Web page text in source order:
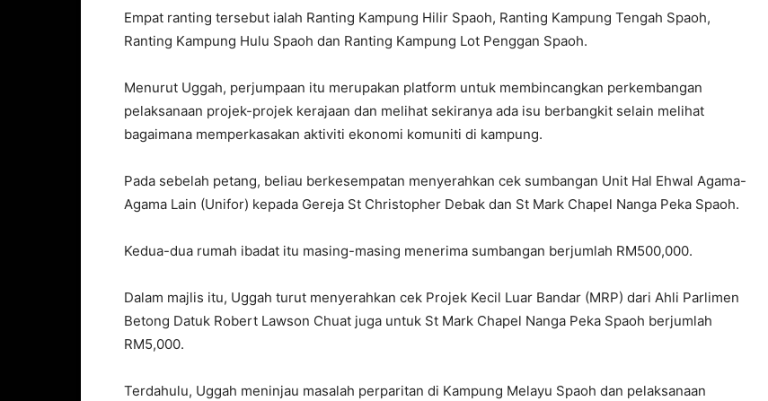
Empat ranting tersebut ialah Ranting Kampung Hilir Spaoh, Ranting Kampung Tengah Spaoh,
Ranting Kampung Hulu Spaoh dan Ranting Kampung Lot Penggan Spaoh.
Menurut Uggah, perjumpaan itu merupakan platform untuk membincangkan perkembangan
pelaksanaan projek-projek kerajaan dan melihat sekiranya ada isu berbangkit selain melihat
bagaimana memperkasakan aktiviti ekonomi komuniti di kampung.
Pada sebelah petang, beliau berkesempatan menyerahkan cek sumbangan Unit Hal Ehwal Agama-
Agama Lain (Unifor) kepada Gereja St Christopher Debak dan St Mark Chapel Nanga Peka Spaoh.
Kedua-dua rumah ibadat itu masing-masing menerima sumbangan berjumlah RM500,000.
Dalam majlis itu, Uggah turut menyerahkan cek Projek Kecil Luar Bandar (MRP) dari Ahli Parlimen
Betong Datuk Robert Lawson Chuat juga untuk St Mark Chapel Nanga Peka Spaoh berjumlah
RM5,000.
Terdahulu, Uggah meninjau masalah perparitan di Kampung Melayu Spaoh dan pelaksanaan